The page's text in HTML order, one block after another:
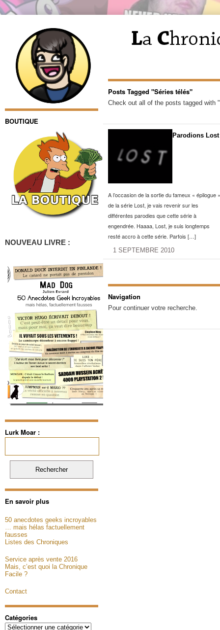
BOUTIQUE
NOUVEAU LIVRE :
Lurk Moar :
En savoir plus
50 anecdotes geeks incroyables
… mais hélas factuellement
fausses
Listes des Chroniques
Service après vente 2016
Mais, c’est quoi la Chronique
Facile ?
Contact
Catégories
Catégories
Posts Tagged "Séries télés"
Check out all of the posts tagged with
Parodions Lost
A l’occasion de la sortie du fameux « épilogue »
de la série Lost, je vais revenir sur les
différentes parodies que cette série à
engendrée. Haaaa, Lost, je suis longtemps
resté accro à cette série. Parfois […]
1 SEPTEMBRE 2010
Navigation
Pour continuer votre recherche.